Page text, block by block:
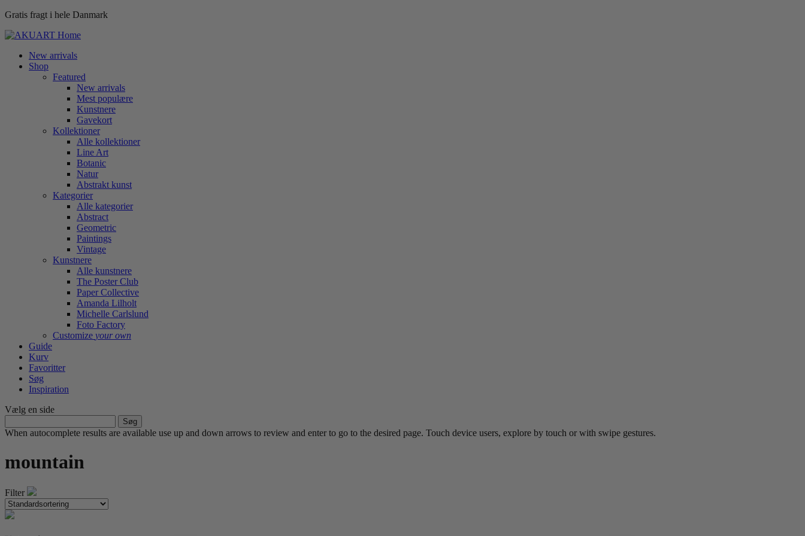
Gratis fragt i hele Danmark
New arrivals
Shop
Featured
New arrivals
Mest populære
Kunstnere
Gavekort
Kollektioner
Alle kollektioner
Line Art
Botanic
Natur
Abstrakt kunst
Kategorier
Alle kategorier
Abstract
Geometric
Paintings
Vintage
Kunstnere
Alle kunstnere
The Poster Club
Paper Collective
Amanda Lilholt
Michelle Carlslund
Foto Factory
Customize your own
Guide
Kurv
Favoritter
Søg
Inspiration
Vælg en side
efter:
When autocomplete results are available use up and down arrows to review and enter to go to the desired page. Touch device users, explore by touch or with swipe gestures.
mountain
Filter